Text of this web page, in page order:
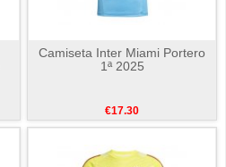
Camiseta Inter Miami Portero
1ª 2025
€17.30